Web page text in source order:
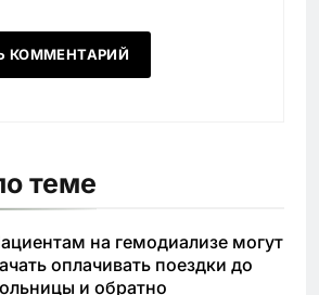
теме
на гемодиализе могут
оплачивать поездки до
и обратно